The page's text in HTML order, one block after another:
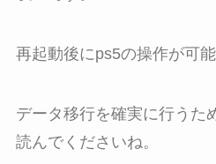
再起動後にps5の操作が可能
データ移行を確実に行うた
読んでくださいね。